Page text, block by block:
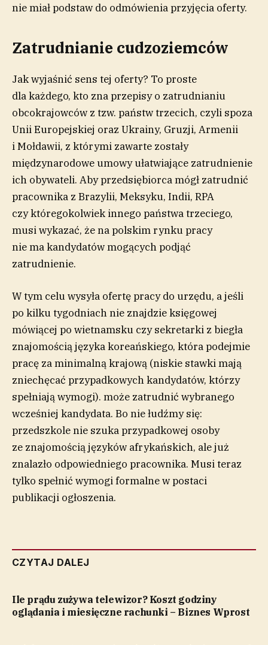
nie miał podstaw do odmówienia przyjęcia oferty.
Zatrudnianie cudzoziemców
Jak wyjaśnić sens tej oferty? To proste
dla każdego, kto zna przepisy o zatrudnianiu
obcokrajowców z tzw. państw trzecich, czyli spoza
Unii Europejskiej oraz Ukrainy, Gruzji, Armenii
i Mołdawii, z którymi zawarte zostały
międzynarodowe umowy ułatwiające zatrudnienie
ich obywateli. Aby przedsiębiorca mógł zatrudnić
pracownika z Brazylii, Meksyku, Indii, RPA
czy któregokolwiek innego państwa trzeciego,
musi wykazać, że na polskim rynku pracy
nie ma kandydatów mogących podjąć
zatrudnienie.
W tym celu wysyła ofertę pracy do urzędu, a jeśli
po kilku tygodniach nie znajdzie księgowej
mówiącej po wietnamsku czy sekretarki z biegła
znajomością języka koreańskiego, która podejmie
pracę za minimalną krajową (niskie stawki mają
zniechęcać przypadkowych kandydatów, którzy
spełniają wymogi). może zatrudnić wybranego
wcześniej kandydata. Bo nie łudźmy się:
przedszkole nie szuka przypadkowej osoby
ze znajomością języków afrykańskich, ale już
znalazło odpowiedniego pracownika. Musi teraz
tylko spełnić wymogi formalne w postaci
publikacji ogłoszenia.
CZYTAJ DALEJ
Ile prądu zużywa telewizor? Koszt godziny
oglądania i miesięczne rachunki – Biznes Wprost